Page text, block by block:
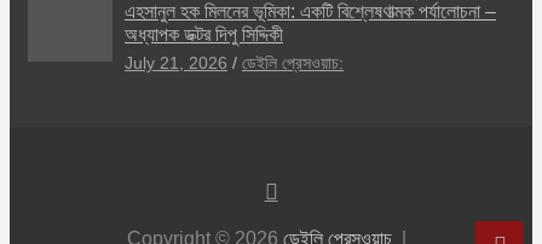
এহসানুল হক মিলনের ভূমিকা: একটি বিশ্লেষণাত্মক পর্যালোচনা –
অধ্যাপক ডক্টর দিপু সিদ্দিকী
July 21, 2026 ডেইলি প্রেসওয়াচ:
Copyright © 2026 ডেইলি প্রেসওয়াচ